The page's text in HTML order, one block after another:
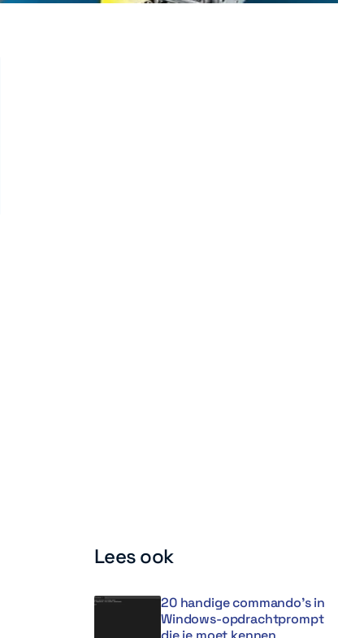
Lees ook
20 handige commando’s in
Windows-opdrachtprompt